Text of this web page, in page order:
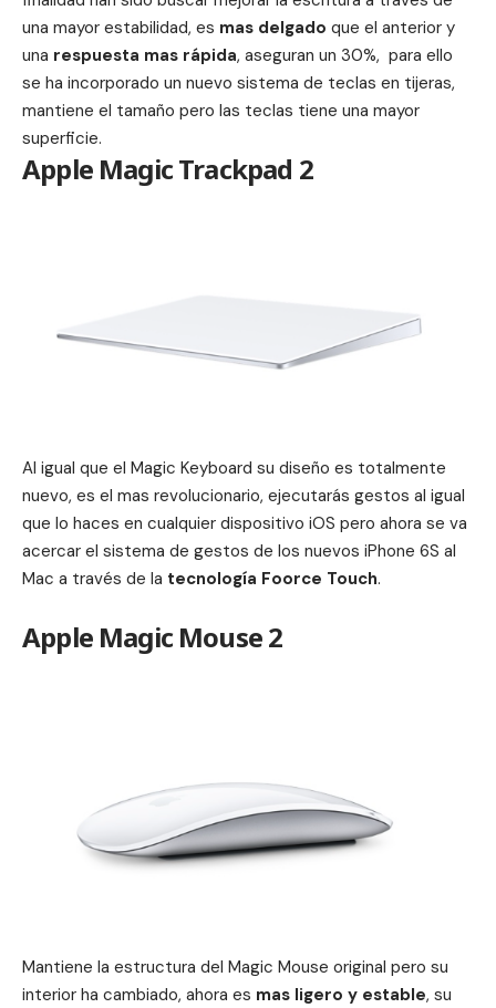
una mayor estabilidad, es mas delgado que el anterior y
una respuesta mas rápida, aseguran un 30%, para ello
se ha incorporado un nuevo sistema de teclas en tijeras,
mantiene el tamaño pero las teclas tiene una mayor
superficie.
Apple Magic Trackpad 2
Al igual que el Magic Keyboard su diseño es totalmente
nuevo, es el mas revolucionario, ejecutarás gestos al igual
que lo haces en cualquier dispositivo iOS pero ahora se va
acercar el sistema de gestos de los nuevos iPhone 6S al
Mac a través de la tecnología Foorce Touch.
Apple Magic Mouse 2
Mantiene la estructura del Magic Mouse original pero su
interior ha cambiado, ahora es mas ligero y estable, su